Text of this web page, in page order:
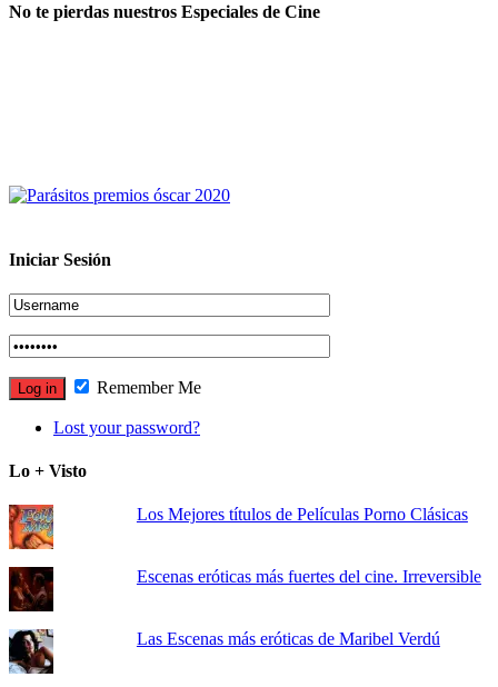
No te pierdas nuestros Especiales de Cine
Iniciar Sesión
Remember Me
Lost your password?
Lo + Visto
Los Mejores títulos de Películas Porno Clásicas
Escenas eróticas más fuertes del cine. Irreversible
Las Escenas más eróticas de Maribel Verdú